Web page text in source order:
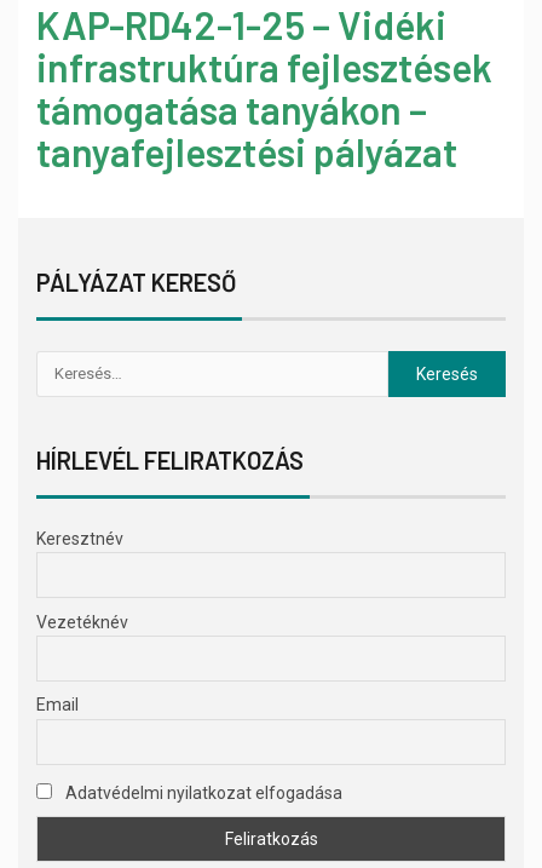
KAP-RD42-1-25 – Vidéki
infrastruktúra fejlesztések
támogatása tanyákon –
tanyafejlesztési pályázat
PÁLYÁZAT KERESŐ
HÍRLEVÉL FELIRATKOZÁS
Keresztnév
Vezetéknév
Email
Adatvédelmi nyilatkozat elfogadása